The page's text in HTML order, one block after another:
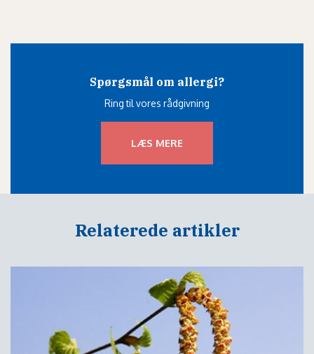
Spørgsmål om allergi?
Ring til vores rådgivning
LÆS MERE
Relaterede artikler